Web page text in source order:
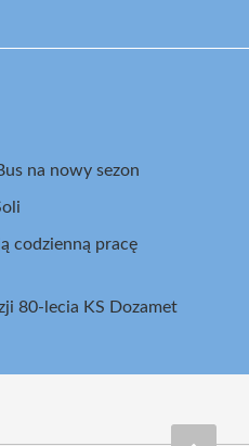
na nowy sezon
codzienną pracę
80-lecia KS Dozamet